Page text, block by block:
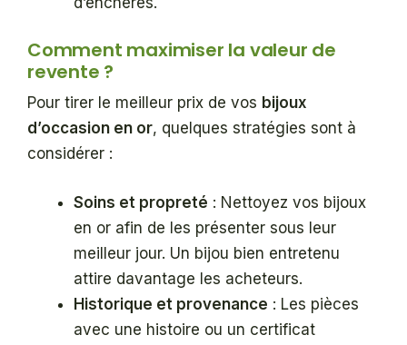
Comment maximiser la valeur de
revente ?
Pour tirer le meilleur prix de vos bijoux
d’occasion en or, quelques stratégies sont à
considérer :
Soins et propreté : Nettoyez vos bijoux
en or afin de les présenter sous leur
meilleur jour. Un bijou bien entretenu
attire davantage les acheteurs.
Historique et provenance : Les pièces
avec une histoire ou un certificat